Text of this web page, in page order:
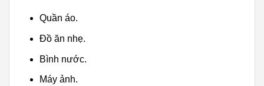
Quần áo.
Đồ ăn nhẹ.
Bình nước.
Máy ảnh.